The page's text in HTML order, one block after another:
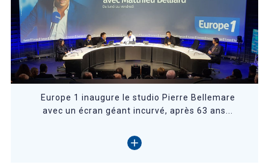
Europe 1 inaugure le studio Pierre Bellemare
avec un écran géant incurvé, après 63 ans...